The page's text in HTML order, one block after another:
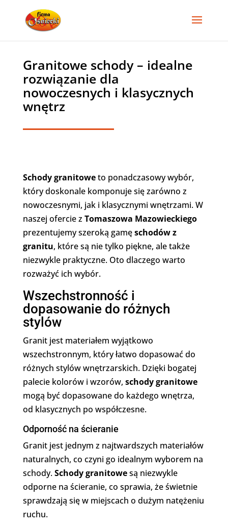
Granitowe schody – idealne
rozwiązanie dla
nowoczesnych i klasycznych
wnętrz
Schody granitoweto ponadczasowy wybór,
który doskonale komponuje się zarówno z
nowoczesnymi, jak i klasycznymi wnętrzami. W
naszej ofercie z Tomaszowa Mazowieckiego
prezentujemy szeroką gamęschodów z
granitu, które są nie tylko piękne, ale także
niezwykle praktyczne. Oto dlaczego warto
rozważyć ich wybór.
Wszechstronność i
dopasowanie do różnych
stylów
Granit jest materiałem wyjątkowo
wszechstronnym, który łatwo dopasować do
różnych stylów wnętrzarskich. Dzięki bogatej
palecie kolorów i wzorów, schody granitowe
mogą być dopasowane do każdego wnętrza,
od klasycznych po współczesne.
Odporność na ścieranie
Granit jest jednym z najtwardszych materiałów
naturalnych, co czyni go idealnym wyborem na
schody.Schody granitowesą niezwykle
odporne na ścieranie, co sprawia, że świetnie
sprawdzają się w miejscach o dużym natężeniu
ruchu.